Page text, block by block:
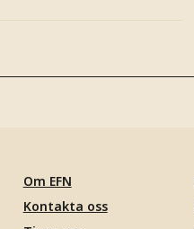
Om EFN
Kontakta oss